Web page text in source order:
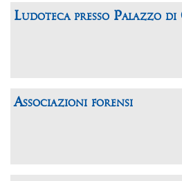
Ludoteca presso Palazzo
Associazioni forensi